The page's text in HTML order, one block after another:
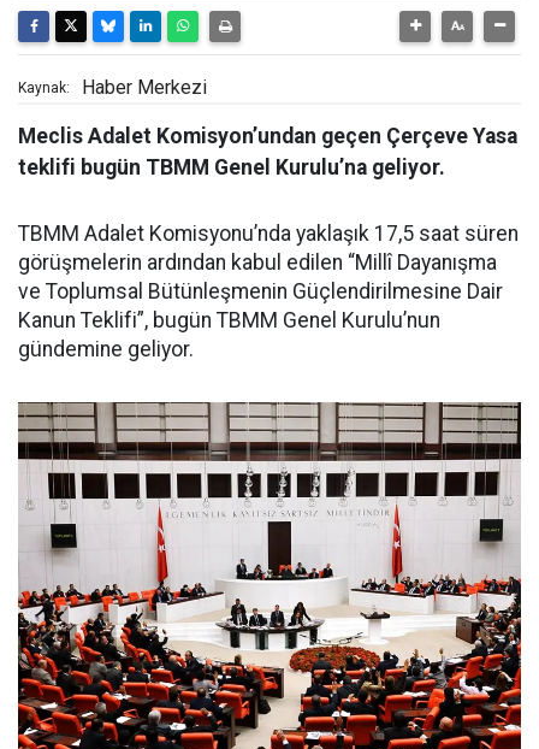
Kaynak: Haber Merkezi
Meclis Adalet Komisyon’undan geçen Çerçeve Yasa
teklifi bugün TBMM Genel Kurulu’na geliyor.
TBMM Adalet Komisyonu’nda yaklaşık 17,5 saat süren
görüşmelerin ardından kabul edilen “Millî Dayanışma
ve Toplumsal Bütünleşmenin Güçlendirilmesine Dair
Kanun Teklifi”, bugün TBMM Genel Kurulu’nun
gündemine geliyor.